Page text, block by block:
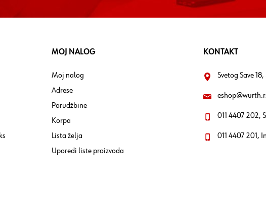
MOJ NALOG
Moj nalog
Adrese
Porudžbine
Korpa
Lista želja
Uporedi liste proizvoda
KONTAKT
Svetog Save
011 4407 202,
011 4407 201,